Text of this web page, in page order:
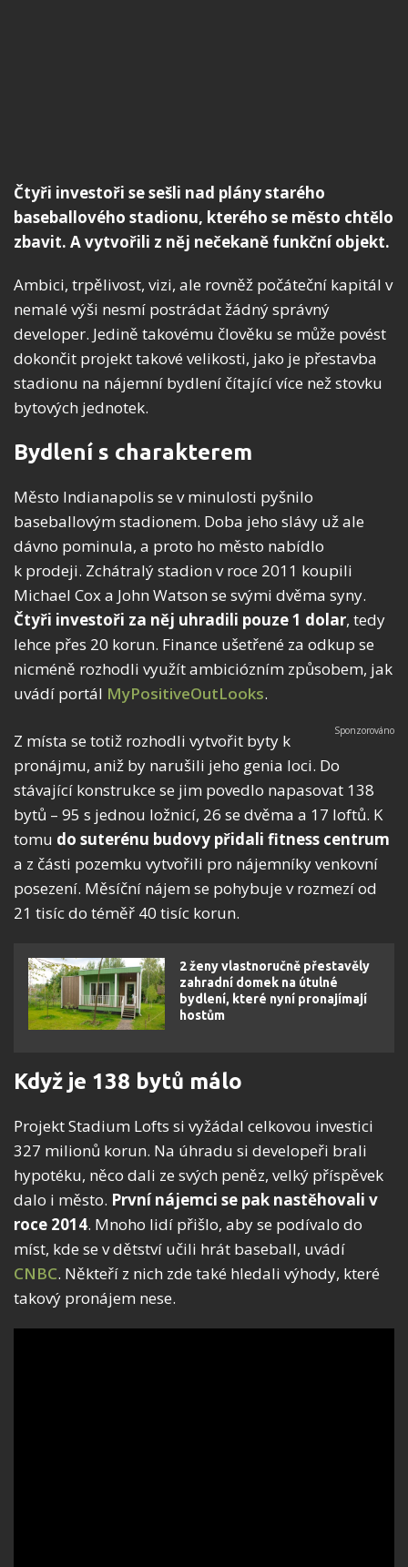
Čtyři investoři se sešli nad plány starého
baseballového stadionu, kterého se město chtělo
zbavit. A vytvořili z něj nečekaně funkční objekt.
Ambici, trpělivost, vizi, ale rovněž počáteční kapitál v
nemalé výši nesmí postrádat žádný správný
developer. Jedině takovému člověku se může povést
dokončit projekt takové velikosti, jako je přestavba
stadionu na nájemní bydlení čítající více než stovku
bytových jednotek.
Bydlení s charakterem
Město Indianapolis se v minulosti pyšnilo
baseballovým stadionem. Doba jeho slávy už ale
dávno pominula, a proto ho město nabídlo
k prodeji. Zchátralý stadion v roce 2011 koupili
Michael Cox a John Watson se svými dvěma syny.
Čtyři investoři za něj uhradili pouze 1 dolar, tedy
lehce přes 20 korun. Finance ušetřené za odkup se
nicméně rozhodli využít ambiciózním způsobem, jak
uvádí portál MyPositiveOutLooks.
Z místa se totiž rozhodli vytvořit byty k
pronájmu, aniž by narušili jeho genia loci. Do
stávající konstrukce se jim povedlo napasovat 138
bytů – 95 s jednou ložnicí, 26 se dvěma a 17 loftů. K
tomu do suterénu budovy přidali fitness centrum
a z části pozemku vytvořili pro nájemníky venkovní
posezení. Měsíční nájem se pohybuje v rozmezí od
21 tisíc do téměř 40 tisíc korun.
2 ženy vlastnoručně přestavěly
zahradní domek na útulné
bydlení, které nyní pronajímají
hostům
Když je 138 bytů málo
Projekt Stadium Lofts si vyžádal celkovou investici
327 milionů korun. Na úhradu si developeři brali
hypotéku, něco dali ze svých peněz, velký příspěvek
dalo i město. První nájemci se pak nastěhovali v
roce 2014. Mnoho lidí přišlo, aby se podívalo do
míst, kde se v dětství učili hrát baseball, uvádí
CNBC. Někteří z nich zde také hledali výhody, které
takový pronájem nese.